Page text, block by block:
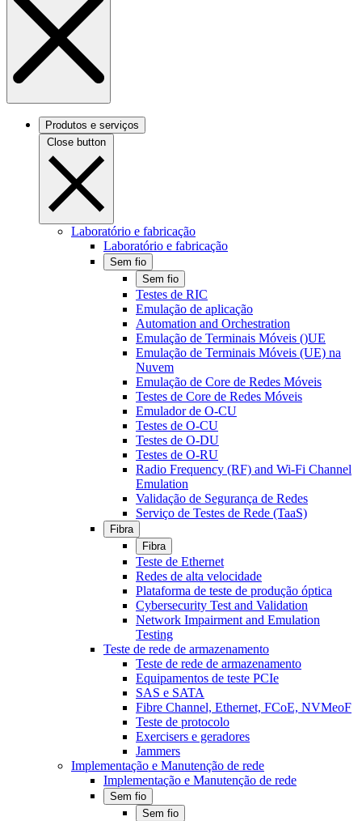
Produtos e serviços
Close button
Laboratório e fabricação
Laboratório e fabricação
Sem fio
Sem fio
Testes de RIC
Emulação de aplicação
Automation and Orchestration
Emulação de Terminais Móveis ()UE
Emulação de Terminais Móveis (UE) na
Nuvem
Emulação de Core de Redes Móveis
Testes de Core de Redes Móveis
Emulador de O-CU
Testes de O-CU
Testes de O-DU
Testes de O-RU
Radio Frequency (RF) and Wi-Fi Channel
Emulation
Validação de Segurança de Redes
Serviço de Testes de Rede (TaaS)
Fibra
Fibra
Teste de Ethernet
Redes de alta velocidade
Plataforma de teste de produção óptica
Cybersecurity Test and Validation
Network Impairment and Emulation
Testing
Teste de rede de armazenamento
Teste de rede de armazenamento
Equipamentos de teste PCIe
SAS e SATA
Fibre Channel, Ethernet, FCoE, NVMeoF
Teste de protocolo
Exercisers e geradores
Jammers
Implementação e Manutenção de rede
Implementação e Manutenção de rede
Sem fio
Sem fio